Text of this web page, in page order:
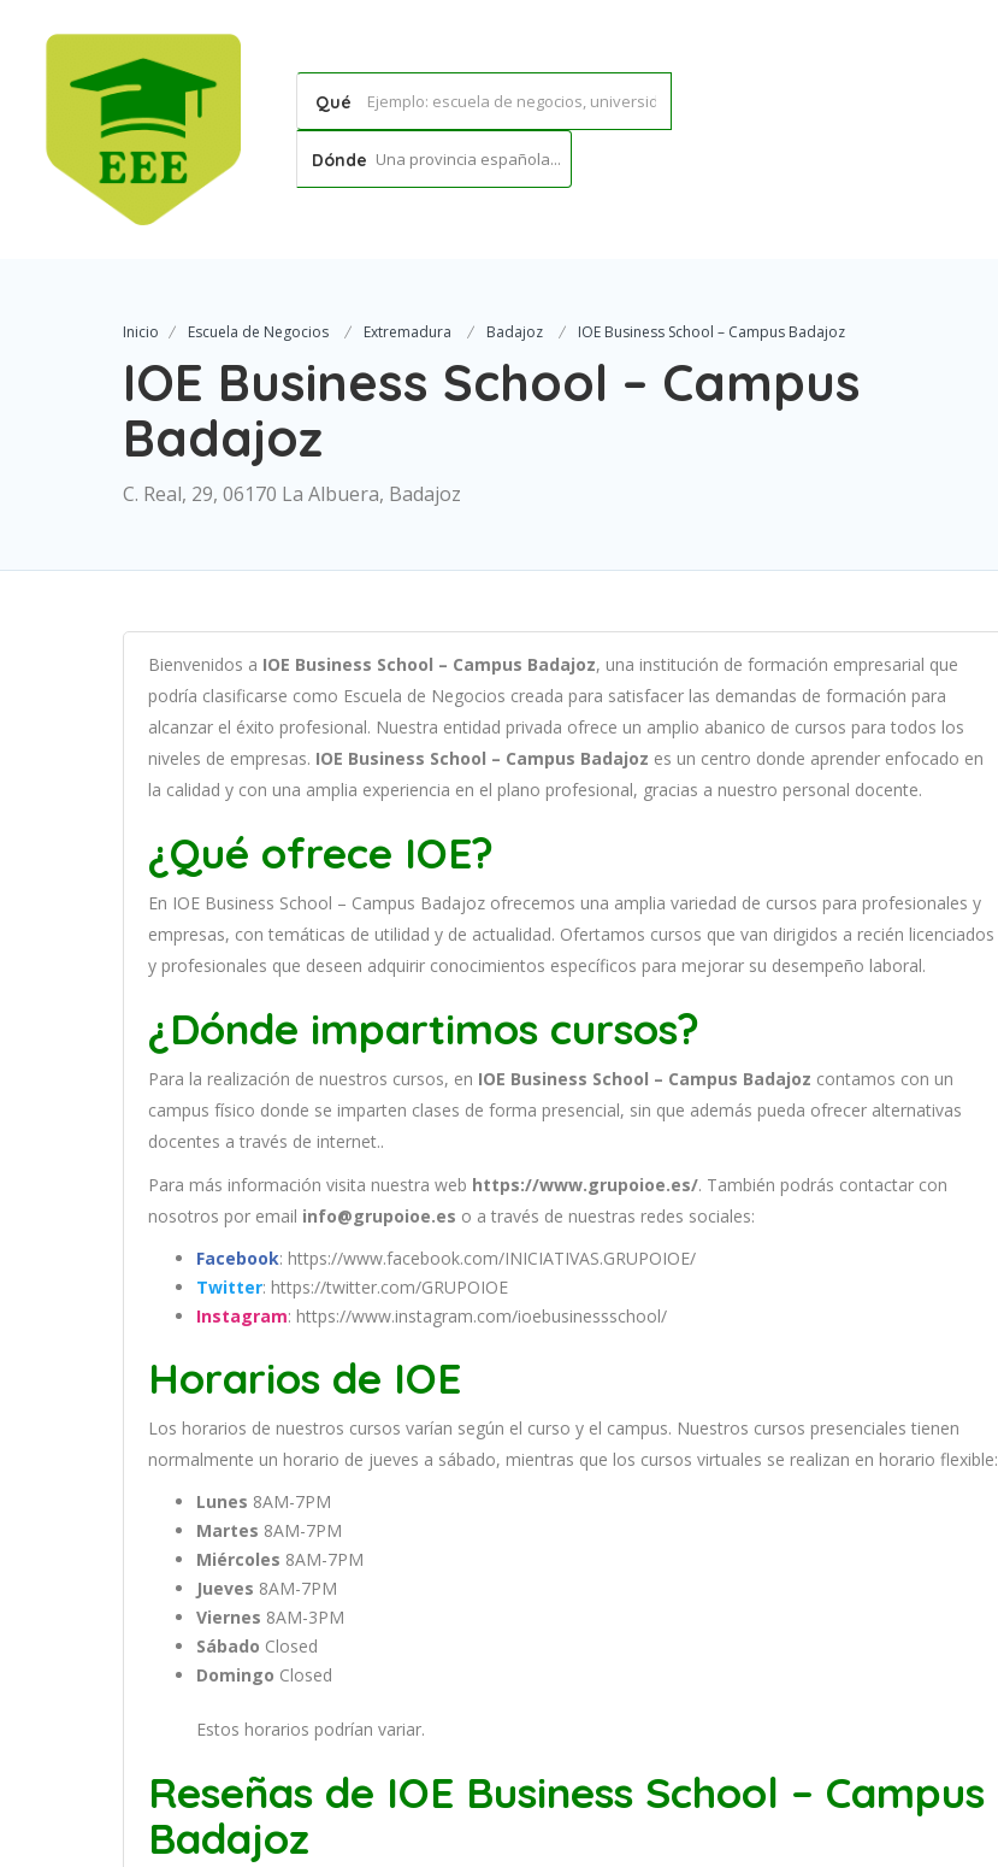
Qué
Dónde Una provincia española...
Inicio Escuela de Negocios Extremadura Badajoz IOE Business School – Campus Badajoz
IOE Business School – Campus
Badajoz
C. Real, 29, 06170 La Albuera, Badajoz
Bienvenidos a IOE Business School – Campus Badajoz, una institución de formación empresarial que
podría clasificarse como Escuela de Negocios creada para satisfacer las demandas de formación para
alcanzar el éxito profesional. Nuestra entidad privada ofrece un amplio abanico de cursos para todos los
niveles de empresas. IOE Business School – Campus Badajoz es un centro donde aprender enfocado en
la calidad y con una amplia experiencia en el plano profesional, gracias a nuestro personal docente.
¿Qué ofrece IOE?
En IOE Business School – Campus Badajoz ofrecemos una amplia variedad de cursos para profesionales y
empresas, con temáticas de utilidad y de actualidad. Ofertamos cursos que van dirigidos a recién licenciados
y profesionales que deseen adquirir conocimientos específicos para mejorar su desempeño laboral.
¿Dónde impartimos cursos?
Para la realización de nuestros cursos, en IOE Business School – Campus Badajoz contamos con un
campus físico donde se imparten clases de forma presencial, sin que además pueda ofrecer alternativas
docentes a través de internet..
Para más información visita nuestra web https://www.grupoioe.es/. También podrás contactar con
nosotros por email info@grupoioe.es o a través de nuestras redes sociales:
Facebook: https://www.facebook.com/INICIATIVAS.GRUPOIOE/
Twitter: https://twitter.com/GRUPOIOE
Instagram: https://www.instagram.com/ioebusinessschool/
Horarios de IOE
Los horarios de nuestros cursos varían según el curso y el campus. Nuestros cursos presenciales tienen
normalmente un horario de jueves a sábado, mientras que los cursos virtuales se realizan en horario flexible:
Lunes 8AM-7PM
Martes 8AM-7PM
Miércoles 8AM-7PM
Jueves 8AM-7PM
Viernes 8AM-3PM
Sábado Closed
Domingo Closed
Estos horarios podrían variar.
Reseñas de IOE Business School – Campus
Badajoz